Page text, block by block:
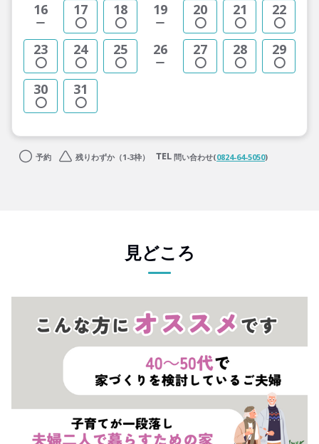
16 17 18 19 20 21 22
23 24 25 26 27 28 29
30 31
予約 残りわずか（1-3枠） 問い合わせ(0824-64-5050)
見どころ